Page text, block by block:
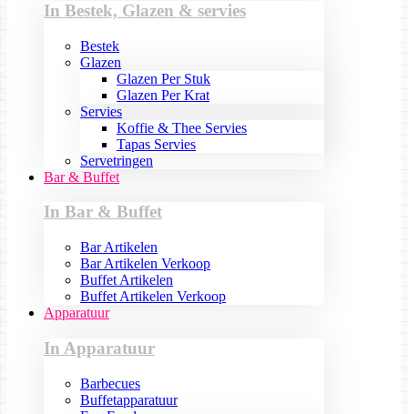
In Bestek, Glazen & servies
Bestek
Glazen
Glazen Per Stuk
Glazen Per Krat
Servies
Koffie & Thee Servies
Tapas Servies
Servetringen
Bar & Buffet
In Bar & Buffet
Bar Artikelen
Bar Artikelen Verkoop
Buffet Artikelen
Buffet Artikelen Verkoop
Apparatuur
In Apparatuur
Barbecues
Buffetapparatuur